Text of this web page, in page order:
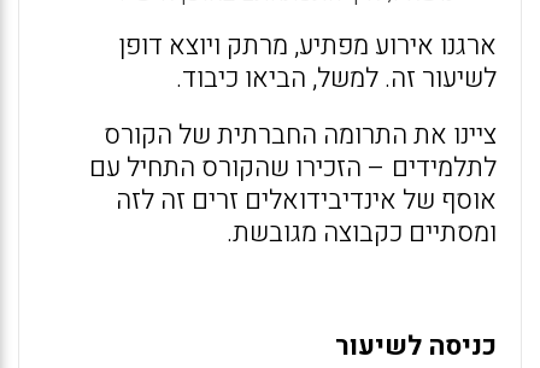
ארגנו אירוע מפתיע, מרתק ויוצא דופן
לשיעור זה. למשל, הביאו כיבוד.
ציינו את התרומה החברתית של הקורס
לתלמידים – הזכירו שהקורס התחיל עם
אוסף של אינדיבידואלים זרים זה לזה
ומסתיים כקבוצה מגובשת.
כניסה לשיעור